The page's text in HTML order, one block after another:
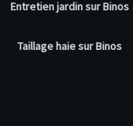
Entretien jardin sur Binos
Taillage haie sur Binos